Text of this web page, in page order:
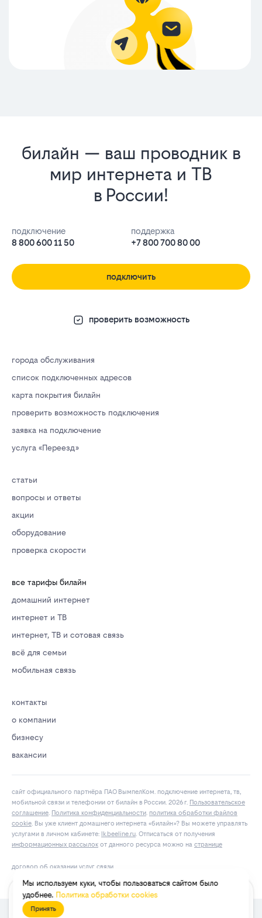
ежемесячный платёж 1100₽
550₽/мес
билайн — ваш проводник в
мир интернета и ТВ
в России!
подключение
8 800 600 11 50
поддержка
+7 800 700 80 00
подключить
проверить возможность
города обслуживания
список подключенных адресов
карта покрытия билайн
проверить возможность подключения
заявка на подключение
услуга «Переезд»
статьи
вопросы и ответы
акции
оборудование
проверка скорости
все тарифы билайн
домашний интернет
интернет и ТВ
интернет, ТВ и сотовая связь
всё для семьи
мобильная связь
контакты
о компании
бизнесу
вакансии
сайт официального партнёра ПАО ВымпелКом. подключение интернета, тв,
мобильной связи и телефонии от билайн в России. 2026 г. Пользовательское
соглашение. Политика конфиденциальности. политика обработки файлов
cookie. Вы уже клиент домашнего интернета «билайн»? Вы можете управлять
услугами в личнoм кaбинeтe:
lk.bееlinе.ru. Отписаться от получения
информационных рассылок от данного ресурса можно на странице
договор об оказании услуг связи
Мы используем куки, чтобы пользоваться сайтом было
удобнее. Политика обработки cookies
Принять